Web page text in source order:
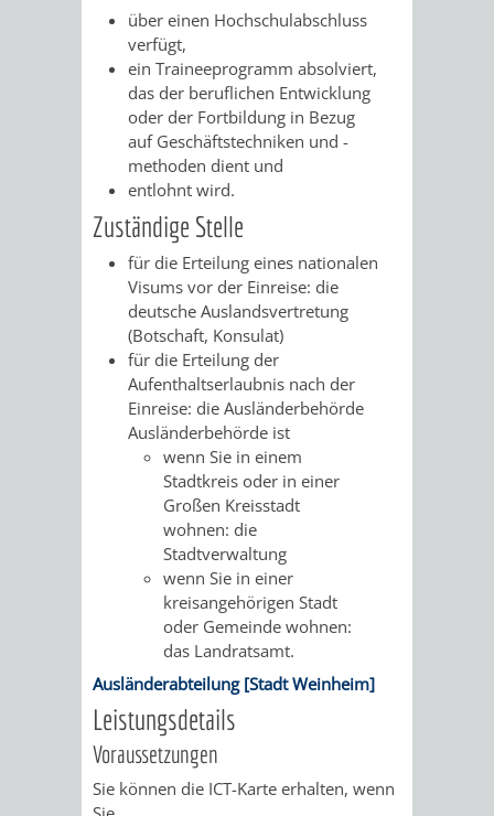
DES
OFFENEN
DENKMALS
LIEGENSCHAFTEN
ABWASSERBESEITIGUNG
ERSCHLIESSUNGSBEITRAG
ANTRAGSVERFAHREN
VERMIETE
DOCH
AN
DEINE
STADT
WIEDERVERMIETUNGSPRÄMIE
AMT
FÜR
STABSSTELLE
BÄDER
HOCHBAU
über einen Hochschulabschluss
verfügt,
ein Traineeprogramm absolviert,
das der beruflichen Entwicklung
oder der Fortbildung in Bezug
auf Geschäftstechniken und -
methoden dient und
entlohnt wird.
Zuständige Stelle
für die Erteilung eines nationalen
Visums vor der Einreise: die
deutsche Auslandsvertretung
(Botschaft, Konsulat)
für die Erteilung der
Aufenthaltserlaubnis nach der
Einreise: die Ausländerbehörde
Ausländerbehörde ist
wenn Sie in einem
Stadtkreis oder in einer
Großen Kreisstadt
wohnen: die
Stadtverwaltung
wenn Sie in einer
kreisangehörigen Stadt
oder Gemeinde wohnen:
das Landratsamt.
Ausländerabteilung [Stadt Weinheim]
Leistungsdetails
Voraussetzungen
Sie können die ICT-Karte erhalten, wenn